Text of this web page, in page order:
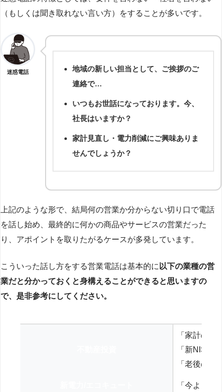
（もしくは聞き取れない言い方）をすることが多いです。
迷惑電話
地域の新しい担当として、ご挨拶のご
連絡で…
いつもお世話になっております。今、
社長はいますか？
家計見直し・電力削減にご興味ありま
せんでしょうか？
上記のような形で、結局何の営業か分からない切り口で電話
を話し始め、最終的に何かの商品やサービスの営業だった
り、アポイントを取りたがるケースが多発しています。
こういった話し方をする営業電話は基本的に 以下の業種の営
業だと分かっておくと身構えることができると思いますの
で、是非参考にしてください。
「家計の見
「新NISA
「老後の
「今より